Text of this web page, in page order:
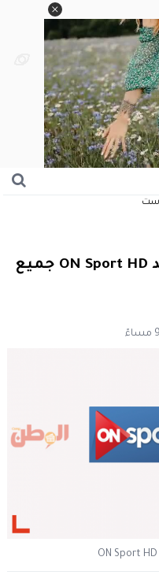
تردد قناة أون سبورت الجديد ON Sport HD جميع